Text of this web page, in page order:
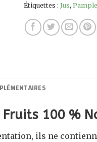
Étiquettes : Jus,
Fruits 100 %
ils ne